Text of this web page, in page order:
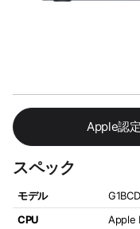
Apple認
スペック
モデル
CPU
Apple